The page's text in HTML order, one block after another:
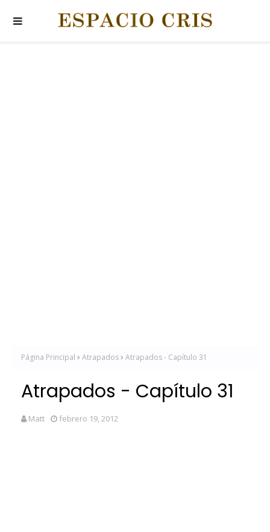
Página Principal Atrapados Atrapados - Capítulo 31
Atrapados - Capítulo 31
Matt febrero 19, 2012